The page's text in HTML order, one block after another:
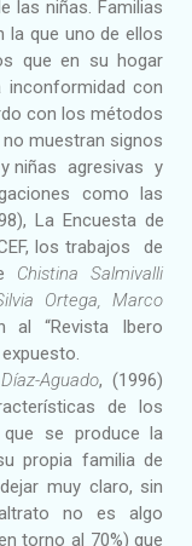
las niñas. Familias
la que uno de ellos
que en su hogar
inconformidad con
con los métodos
muestran signos
niñas agresivas y
como las
La Encuesta de
los trabajos
de
Chistina Salmivalli
Ortega, Marco
al “Revista Ibero
Aguado, (1996)
de los
se produce la
propia familia de
muy claro, sin
no es algo
torno al 70%) que